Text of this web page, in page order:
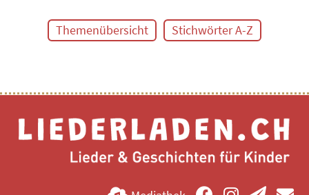
Themenübersicht Stichwörter A-Z